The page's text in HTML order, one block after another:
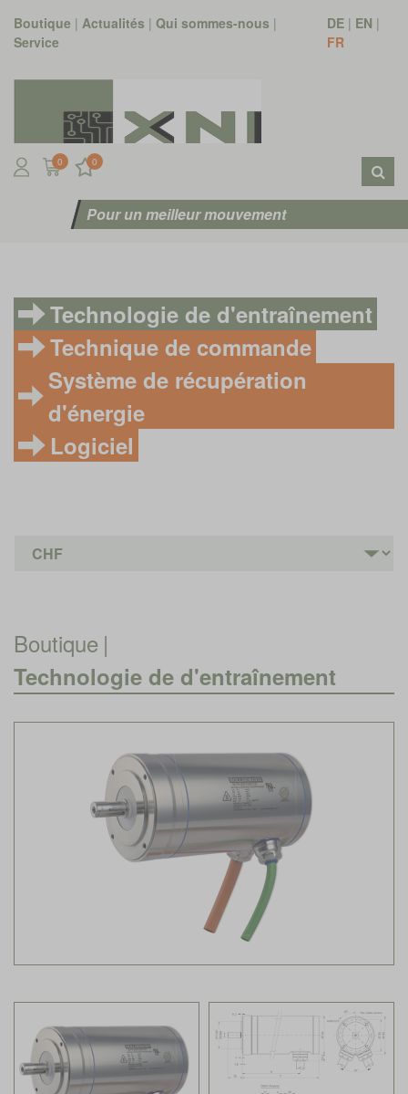
Boutique | Actualités | Qui sommes-nous |
Service
DE| EN |
FR
0 0
Pour un meilleur mouvement
Technologie de d'entraînement
Technique de commande
Système de récupération
d'énergie
Logiciel
Boutique |
Technologie de d'entraînement